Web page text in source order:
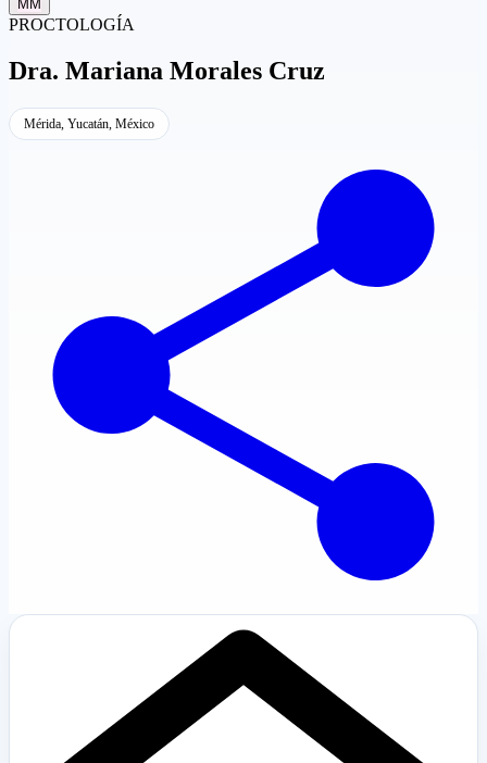
MM
PROCTOLOGÍA
Dra. Mariana Morales Cruz
Mérida, Yucatán, México